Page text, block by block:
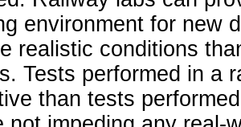
environment for new
realistic conditions
Tests performed in a
than tests